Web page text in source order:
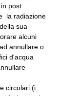
post
la radiazione
sua
alcuni
annullare o
d'acqua
circolari (i